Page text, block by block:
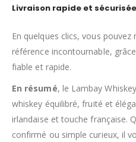
Livraison rapide et sécurisée
En quelques clics, vous
référence incontournable,
fiable et rapide.
En résumé, le Lambay
whiskey équilibré, fruité et
irlandaise et touche française.
confirmé ou simple curieux, il